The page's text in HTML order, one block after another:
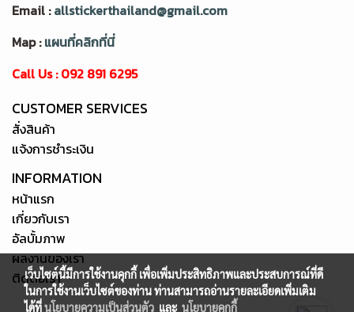
Email :allstickerthailand@gmail.com
Map :แผนที่คลิกที่นี่
Call Us : 092 891 6295
CUSTOMER SERVICES
สั่งสินค้า
แจ้งการชำระเงิน
INFORMATION
หน้าแรก
เกี่ยวกับเรา
อัลบั้มภาพ
ผลงานของเรา
ติดต่อเรา
เว็บไซต์นี้มีการใช้งานคุกกี้ เพื่อเพิ่มประสิทธิภาพและประสบการณ์ที่ดี
ในการใช้งานเว็บไซต์ของท่าน ท่านสามารถอ่านรายละเอียดเพิ่มเติม
ได้ที่นโยบายความเป็นส่วนตัว และ นโยบายคุกกี้